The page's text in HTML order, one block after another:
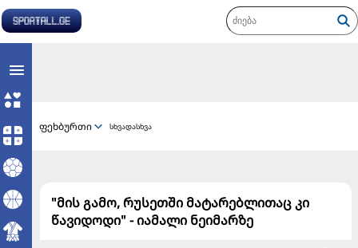
ფეხბურთი სხვადასხვა
"მის გამო, რუსეთში მატარებლითაც კი
წავიდოდი" - იამალი ნეიმარზე